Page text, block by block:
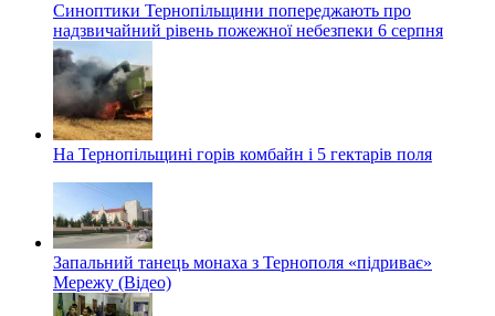
Синоптики Тернопільщини попереджають про
надзвичайний рівень пожежної небезпеки 6 серпня
На Тернопільщині горів комбайн і 5 гектарів поля
Запальний танець монаха з Тернополя «підриває»
Мережу (Відео)